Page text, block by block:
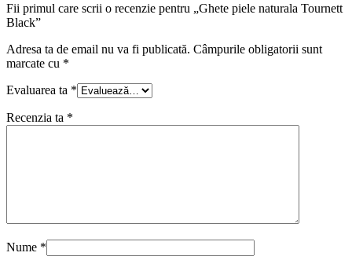
Fii primul care scrii o recenzie pentru „Ghete piele naturala Tournett
Black”
Adresa ta de email nu va fi publicată. Câmpurile obligatorii sunt
marcate cu *
Evaluarea ta *
Recenzia ta *
Nume *